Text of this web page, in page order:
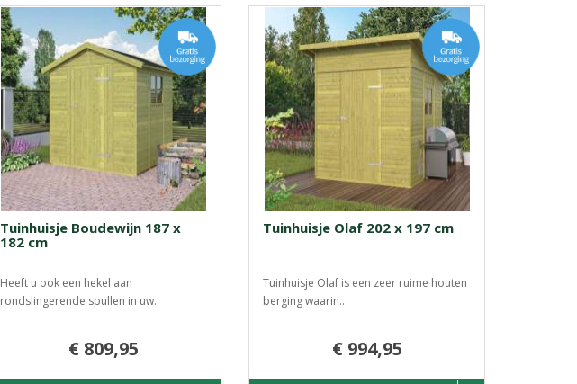
Tuinhuisje Boudewijn 187 x
182 cm
Heeft u ook een hekel aan
rondslingerende spullen in uw..
€ 809,95
Tuinhuisje Olaf 202 x 197 cm
Tuinhuisje Olaf is een zeer ruime houten
berging waarin..
€ 994,95